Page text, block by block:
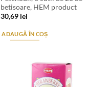
betisoare, HEM product
30,69 lei
ADAUGĂ ÎN COȘ